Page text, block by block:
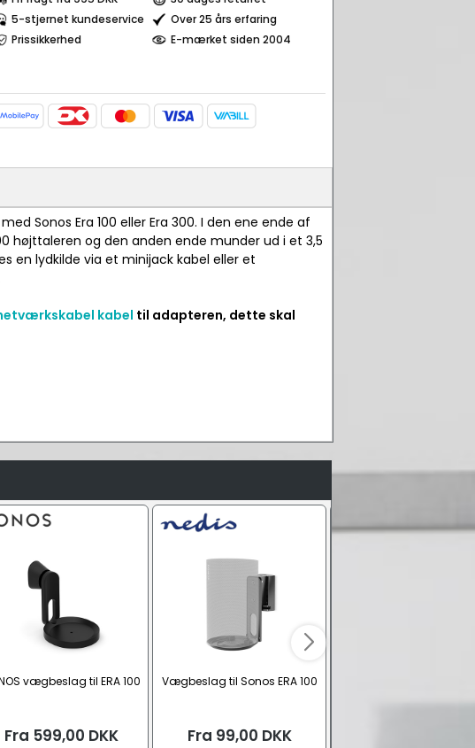
5-stjernet kundeservice
Over 25 års erfaring
Prissikkerhed
E-mærket siden 2004
Sonos Era 100 eller Era 300. I den ene ende af
højttaleren og den anden ende munder ud i et 3,5
en lydkilde via et minijack kabel eller et
kabel til adapteren, dette skal
vægbeslag til ERA 100
Fra 599,00 DKK
Vægbeslag til Sonos ERA 100
Fra 99,00 DKK